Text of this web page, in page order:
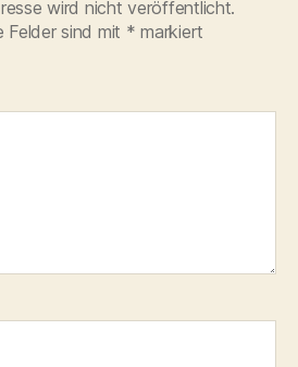
wird nicht veröffentlicht.
Felder sind mit * markiert